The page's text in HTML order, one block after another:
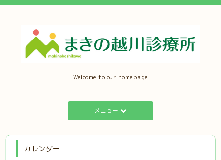
Welcome to our homepage
メニュー
カレンダー